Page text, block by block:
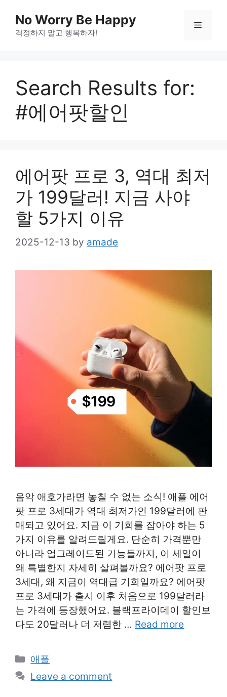
content
No Worry Be Happy
걱정하지 말고 행복하자!
Menu
Search Results for:
#에어팟할인
에어팟 프로 3, 역대 최저
가 199달러! 지금 사야
할 5가지 이유
2025-12-13 by amade
음악 애호가라면 놓칠 수 없는 소식! 애플 에어
팟 프로 3세대가 역대 최저가인 199달러에 판
매되고 있어요. 지금 이 기회를 잡아야 하는 5
가지 이유를 알려드릴게요. 단순히 가격뿐만
아니라 업그레이드된 기능들까지, 이 세일이
왜 특별한지 자세히 살펴볼까요? 에어팟 프로
3세대, 왜 지금이 역대급 기회일까요? 에어팟
프로 3세대가 출시 이후 처음으로 199달러라
는 가격에 등장했어요. 블랙프라이데이 할인보
다도 20달러나 더 저렴한 … Read more
Categories
애플
Leave a comment